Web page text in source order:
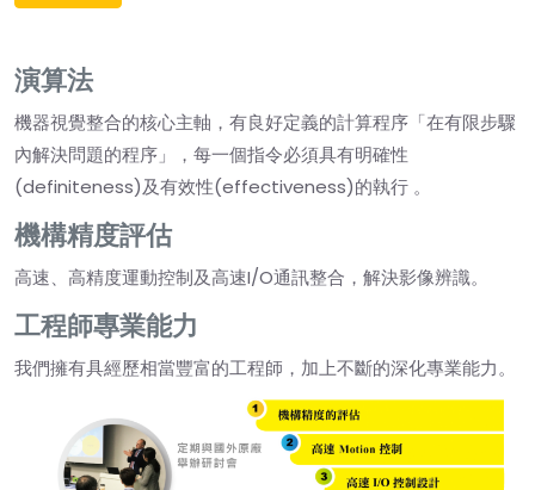
演算法
機器視覺整合的核心主軸，有良好定義的計算程序「在有限步驟
內解決問題的程序」，每一個指令必須具有明確性
(definiteness)及有效性(effectiveness)的執行 。
機構精度評估
高速、高精度運動控制及高速I/O通訊整合，解決影像辨識。
工程師專業能力
我們擁有具經歷相當豐富的工程師，加上不斷的深化專業能力。